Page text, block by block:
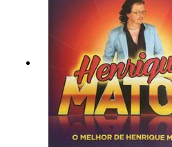
casado também
nós Destac 6 emigrante
santana até mais não
Maria Starlith mexe mexe
adepois de mim
em Portugal As
boêmios como é lindo a
com elas Ruth marlene